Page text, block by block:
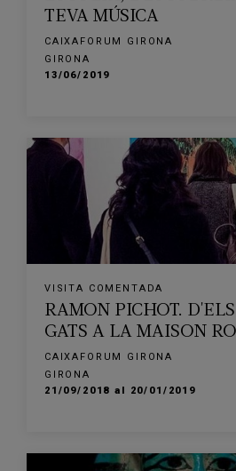
TEVA MÚSICA
CAIXAFORUM GIRONA
GIRONA
13/06/2019
VISITA COMENTADA
RAMON PICHOT.
GATS A LA MAISON
CAIXAFORUM GIRONA
GIRONA
21/09/2018 al 20/01/2019